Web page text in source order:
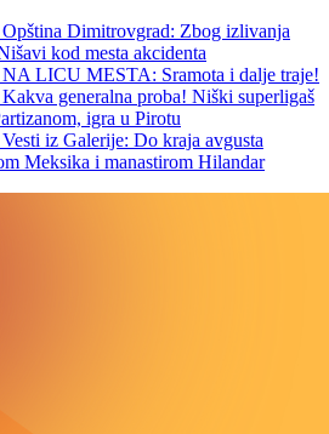
Opština Dimitrovgrad: Zbog izlivanja
kod mesta akcidenta
NA LICU MESTA: Sramota i dalje traje!
Kakva generalna proba! Niški superligaš
igra u Pirotu
Vesti iz Galerije: Do kraja avgusta
Meksika i manastirom Hilandar